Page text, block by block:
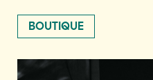
BOUTIQUE